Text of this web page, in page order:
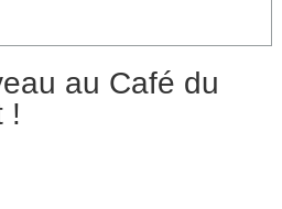
au Café du
!